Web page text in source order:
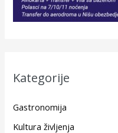
Kategorije
Gastronomija
Kultura življenja